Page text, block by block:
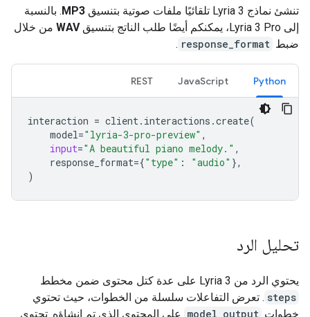
تنشئ نماذج Lyria 3 تلقائيًا ملفات صوتية بتنسيق MP3. بالنسبة
إلى Lyria 3 Pro، يمكنكم أيضًا طلب الناتج بتنسيق
WAV من خلال
ضبط response_format
.
Python
JavaScript
REST
interaction = client. interactions .create(
model="lyria-3-pro-preview" ,
input="A beautiful piano melody." ,
response_format={"type" : "audio" },
)
تحليل الرد
يحتوي الرد من Lyria 3 على عدة كتل محتوى ضمن مخطط
steps . تعرض التفاعلات سلسلة من الخطوات، حيث تحتوي
خطوات model_output على المحتوى الذي تم إنشاؤه. تحتوي